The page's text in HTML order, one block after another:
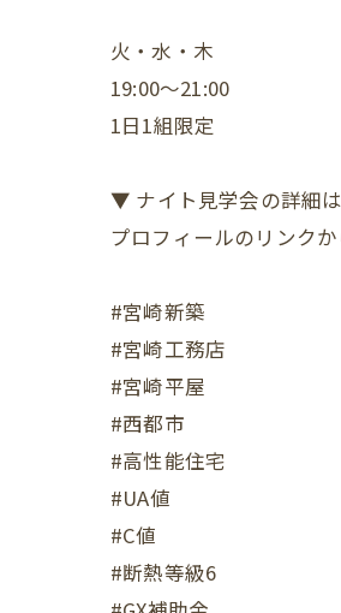
火・水・木
19:00〜21:00
1日1組限定
▼ ナイト見学会の詳細は
プロフィールのリンク
#宮崎新築
#宮崎工務店
#宮崎平屋
#西都市
#高性能住宅
#UA値
#C値
#断熱等級6